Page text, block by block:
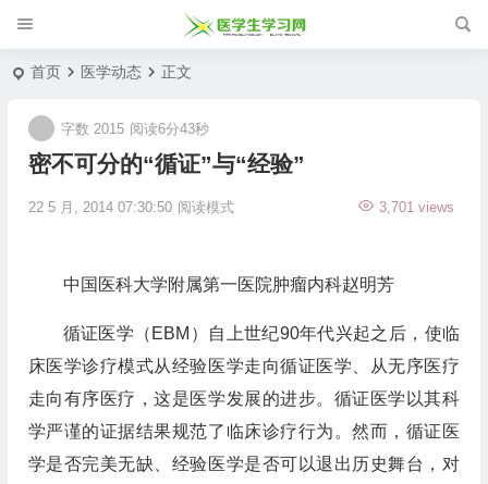
首页 医学动态 正文
密不可分的“循证”与“经验”
22 5 月, 2014 07:30:50 3,701 views
字数 2015 阅读6分43秒
阅读模式
中国医科大学附属第一医院肿瘤内科赵明芳
循证医学（EBM）自上世纪90年代兴起之后，使临
床医学诊疗模式从经验医学走向循证医学、从无序医疗
走向有序医疗，这是医学发展的进步。循证医学以其科
学严谨的证据结果规范了临床诊疗行为。然而，循证医
学是否完美无缺、经验医学是否可以退出历史舞台，对